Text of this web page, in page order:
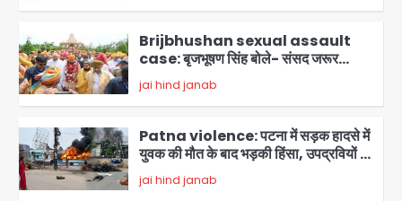
3
Brijbhushan sexual assault
case: बृजभूषण सिंह बोले- संसद जरूर
लौटूंगा, हुई चरित्र हत्या की कोशिश, प्रियंका
गांधी को बरगलाया गया, यौन शोषण नहीं ‘गुड-
बैड टच’ का था मामला
jai hind janab
4
Patna violence: पटना में सड़क हादसे में
युवक की मौत के बाद भड़की हिंसा, उपद्रवियों ने
फूंकीं 10 गाड़ियां, ट्रैफिक पोस्ट और स्लीपर
बस भी जलाई, NH-30 जाम
jai hind janab